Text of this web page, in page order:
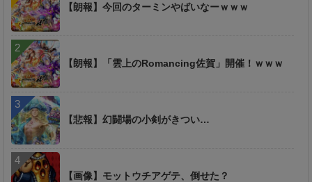
【朗報】今回のターミンやばいなーｗｗｗ
【朗報】「雲上のRomancing佐賀」開催！ｗｗｗ
【悲報】幻闘場の小剣がきつい…
【画像】モットウチアゲテ、倒せた？